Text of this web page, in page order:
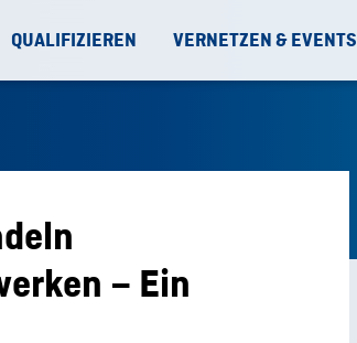
QUALIFIZIEREN VERNETZEN & EVENTS
– Ein